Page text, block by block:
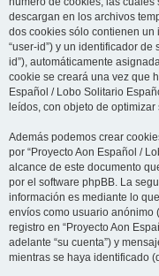
descargan en los archivos
dos cookies sólo contienen
“user-id”) y un identificador
id”), automáticamente
cookie se creará una vez que
Español / Lobo Solitario
leídos, con objeto de
Además podemos crear
por “Proyecto Aon Español /
alcance de este documento
por el software phpBB. La
información es mediante lo
envíos como usuario anónimo
registro en “Proyecto Aon
adelante “su cuenta”) y
mientras se haya identificado